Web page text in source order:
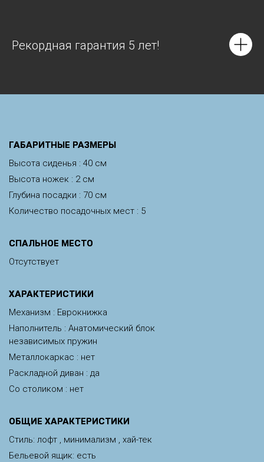
Рекордная гарантия 5 лет!
ГАБАРИТНЫЕ РАЗМЕРЫ
Высота сиденья : 40 см
Высота ножек : 2 см
Глубина посадки : 70 см
Количество посадочных мест : 5
СПАЛЬНОЕ МЕСТО
Отсутствует
ХАРАКТЕРИСТИКИ
Механизм : Еврокнижка
Наполнитель : Анатомический блок
независимых пружин
Металлокаркас : нет
Раскладной диван : да
Со столиком : нет
ОБЩИЕ ХАРАКТЕРИСТИКИ
Стиль: лофт , минимализм , хай-тек
Бельевой ящик: есть